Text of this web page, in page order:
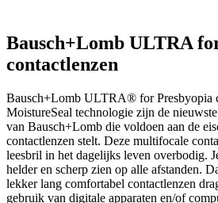
Bausch+Lomb ULTRA
contactlenzen
Bausch+Lomb ULTRA® for Presbyopia
MoistureSeal technologie zijn de
van Bausch+Lomb die voldoen aan de
contactlenzen stelt. Deze multifocale
leesbril in het dagelijks leven overbodig.
helder en scherp zien op alle afstanden.
lekker lang comfortabel contactlenzen
gebruik van digitale apparaten en/of